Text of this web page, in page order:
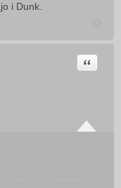
i Dunk.
Cytuj